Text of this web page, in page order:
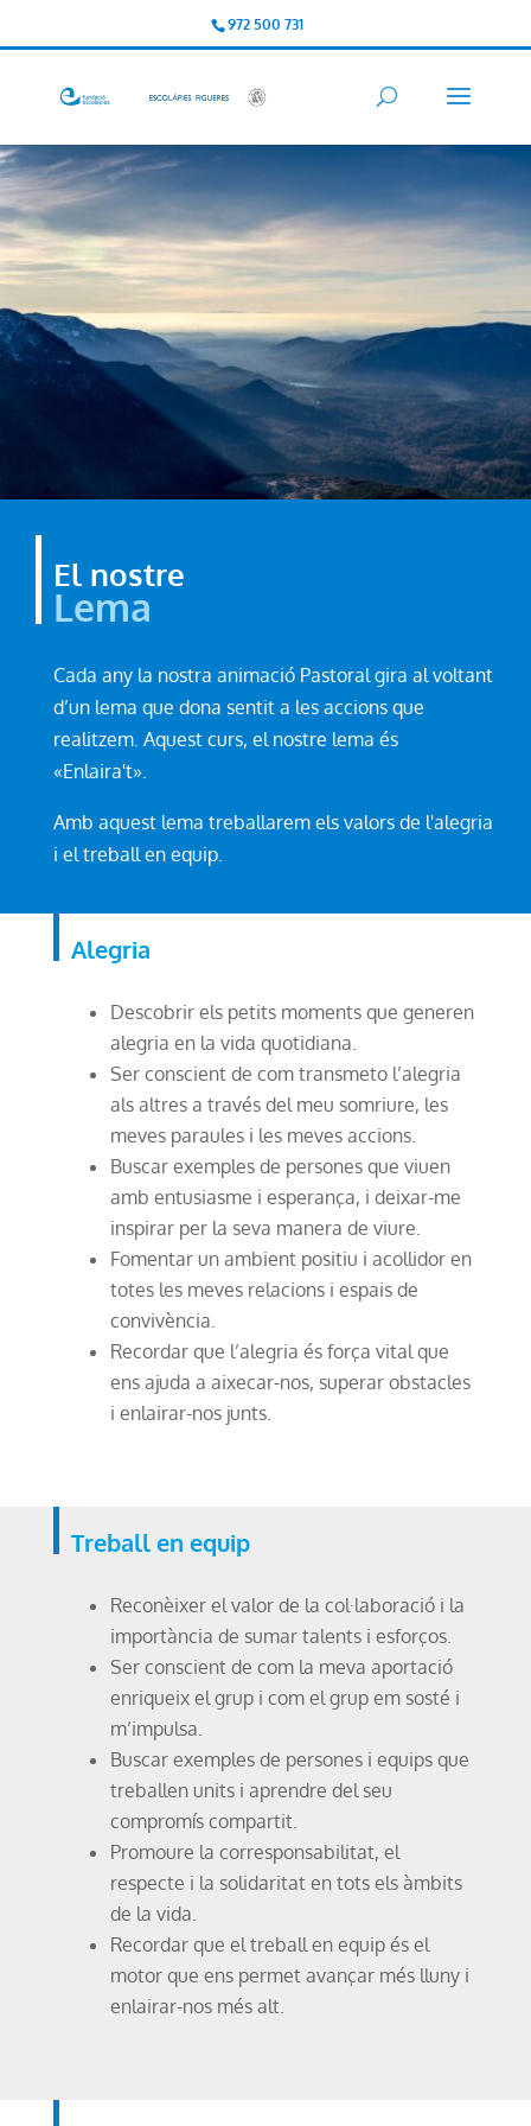
972 500 731
El nostre
Lema
Cada any la nostra animació Pastoral gira al voltant
d’un lema que dona sentit a les accions que
realitzem. Aquest curs, el nostre lema és
«Enlaira't».
Amb aquest lema treballarem els valors de l'alegria
i el treball en equip.
Alegria
Descobrir els petits moments que generen
alegria en la vida quotidiana.
Ser conscient de com transmeto l’alegria
als altres a través del meu somriure, les
meves paraules i les meves accions.
Buscar exemples de persones que viuen
amb entusiasme i esperança, i deixar-me
inspirar per la seva manera de viure.
Fomentar un ambient positiu i acollidor en
totes les meves relacions i espais de
convivència.
Recordar que l’alegria és força vital que
ens ajuda a aixecar-nos, superar obstacles
i enlairar-nos junts.
Treball en equip
Reconèixer el valor de la col·laboració i la
importància de sumar talents i esforços.
Ser conscient de com la meva aportació
enriqueix el grup i com el grup em sosté i
m’impulsa.
Buscar exemples de persones i equips que
treballen units i aprendre del seu
compromís compartit.
Promoure la corresponsabilitat, el
respecte i la solidaritat en tots els àmbits
de la vida.
Recordar que el treball en equip és el
motor que ens permet avançar més lluny i
enlairar-nos més alt.